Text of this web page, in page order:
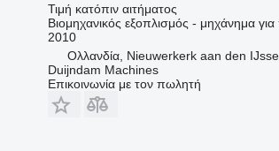
Τιμή κατόπιν αιτήματος
Βιομηχανικός εξοπλισμός - μηχάνημα
2010
Ολλανδία, Nieuwerkerk aan den
Duijndam Machines
Επικοινωνία με τον πωλητή